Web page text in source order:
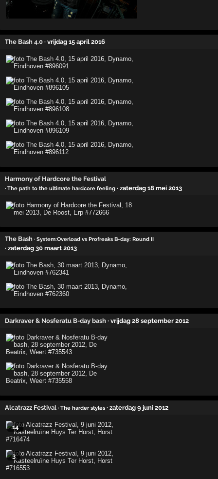
The Bash 4.0 · vrijdag 15 april 2016
Harmony of Hardcore the Festival
· The path to the ultimate hardcore feeling · zaterdag 18 mei 2013
The Bash · System:Overload vs Profreaks B-day: Round II
· zaterdag 30 maart 2013
Darkraver & Nosferatu B-day bash · vrijdag 28 september 2012
Alcatrazz Festival · The harder styles · zaterdag 9 juni 2012
14
3